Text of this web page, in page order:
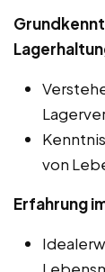
von
Erfahrung